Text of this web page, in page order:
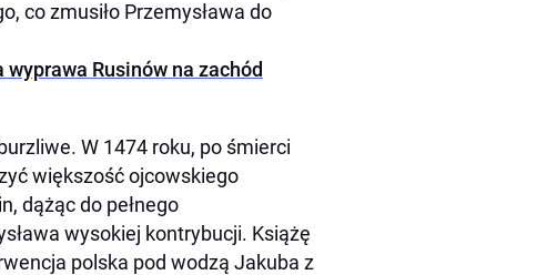
co zmusiło Przemysława do
Rusinów na zachód
W 1474 roku, po śmierci
większość ojcowskiego
dążąc do pełnego
wysokiej kontrybucji. Książę
polska pod wodzą Jakuba z